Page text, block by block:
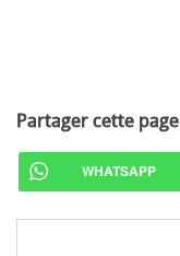
Partager cette page
WHATSAPP